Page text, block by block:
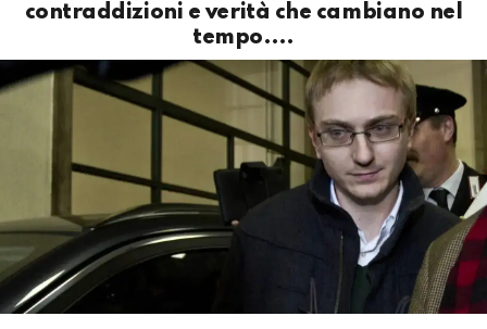
contraddizioni e verità che cambiano nel
tempo….